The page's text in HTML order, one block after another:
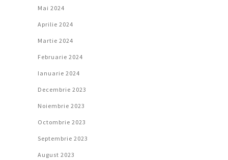
Mai 2024
Aprilie 2024
Martie 2024
Februarie 2024
Ianuarie 2024
Decembrie 2023
Noiembrie 2023
Octombrie 2023
Septembrie 2023
August 2023